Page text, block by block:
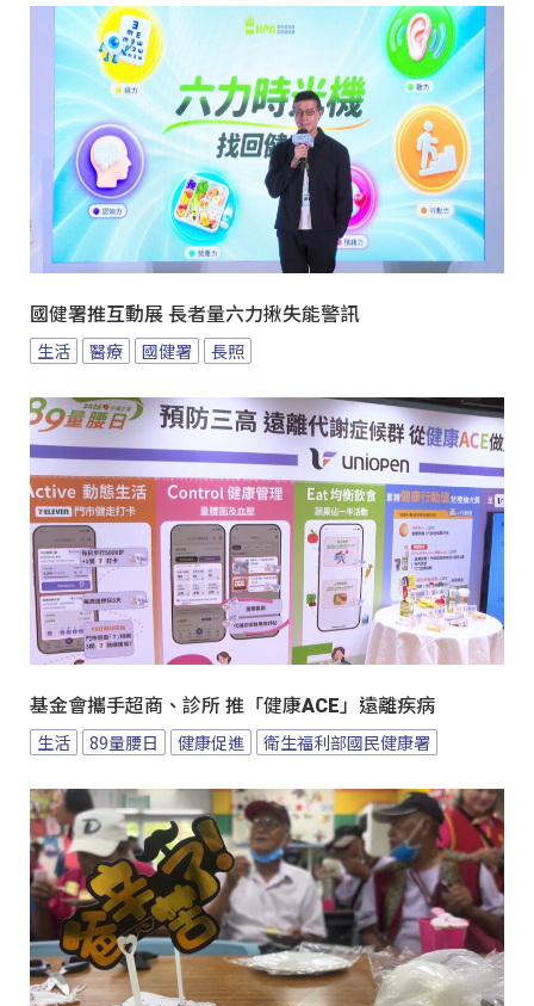
國健署推互動展 長者量六力揪失能警訊
生活 醫療 國健署 長照
基金會攜手超商、診所 推「健康ACE」遠離疾病
生活 89量腰日 健康促進 衛生福利部國民健康署